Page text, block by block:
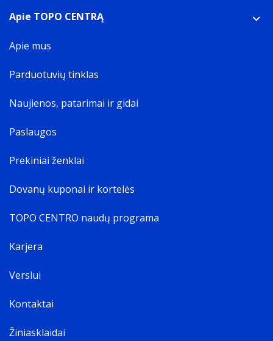
Apie TOPO CENTRĄ
Apie mus
Parduotuvių tinklas
Naujienos, patarimai ir gidai
Paslaugos
Prekiniai ženklai
Dovanų kuponai ir kortelės
TOPO CENTRO naudų programa
Karjera
Verslui
Kontaktai
Žiniasklaidai